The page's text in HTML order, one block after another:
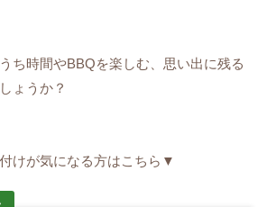
ち時間やBBQを楽しむ、思い出に残る
ょうか？
けが気になる方はこちら▼